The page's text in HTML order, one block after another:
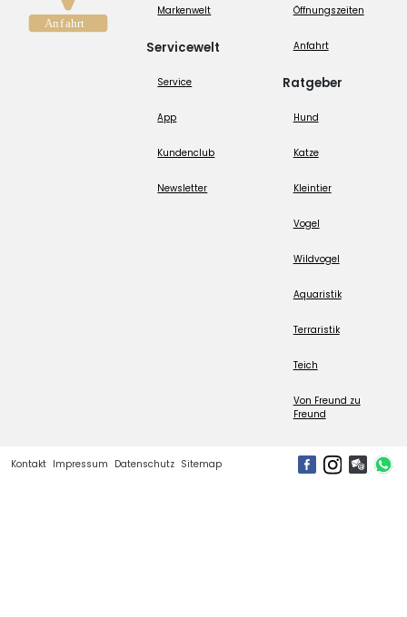
Markenwelt
Servicewelt
Service
App
Kundenclub
Newsletter
Öffnungszeiten
Anfahrt
Ratgeber
Hund
Katze
Kleintier
Vogel
Wildvogel
Aquaristik
Terraristik
Teich
Von Freund zu
Freund
Kontakt Impressum Datenschutz Sitemap